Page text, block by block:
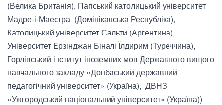
(Велика Британія), Папський католицький університет
Мадре-і-Маестра (Домініканська Республіка),
Католицький університет Сальти (Аргентина),
Університет Ерзінджан Біналі Їлдирим (Туреччина),
Горлівський інститут іноземних мов Державного вищого
навчального закладу «Донбаський державний
педагогічний університет» (Україна), ДВНЗ
«Ужгородський національний університет» (Україна))